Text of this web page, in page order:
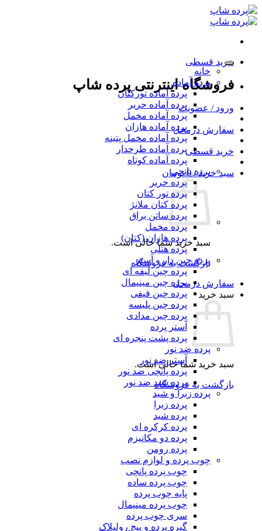
Skip
to
content
خرید قسطی
فروشگاه اینترنتی پرده شاپ
ورود / عضویت
سفارش درمحل
خرید قسطی
سبد خرید /0 تومان
سبد خرید شما خالی است.
بازگشت به فروشگاه
سفارش درمحل
سبد خرید
سبد خرید شما خالی است.
بازگشت به فروشگاه
خانه
پرده آماده
پرده آماده تورکتان
پرده آماده حریر
پرده آماده مخمل
پرده آماده هازان
پرده آماده مخمل پتینه
پرده آماده طرحدار
پرده آماده کوتاه
پرده پانچی
پرده حریر
پرده تور کتان
پرده کتان ملانژ
پرده ساتن براق
پرده مخمل
پرده هازان (کتان)
پرده هتلی
پرده چین دار و آستر
پرده چین لیفه ای
پرده چین مینیمال
پرده چین قیفی
پرده چین پلیسه
پرده چین مدادی
آستر پرده
پرده پشت پنجره ای
پرده ضد نور
آستر ضد نور
پرده پانچی ضد نور
پرده شید ضد نور
پرده زبرا و شید
پرده زبرا
پرده شید
پرده کرکره ای
پرده دو مکانیزم
پرده رومن
چوب پرده و لوازم نصب
چوب پرده پانچی
چوب پرده ساده
پایه چوب پرده
چوب پرده مینیمال
سری چوب پرده
گیره پرده و پیچ رولپلاک